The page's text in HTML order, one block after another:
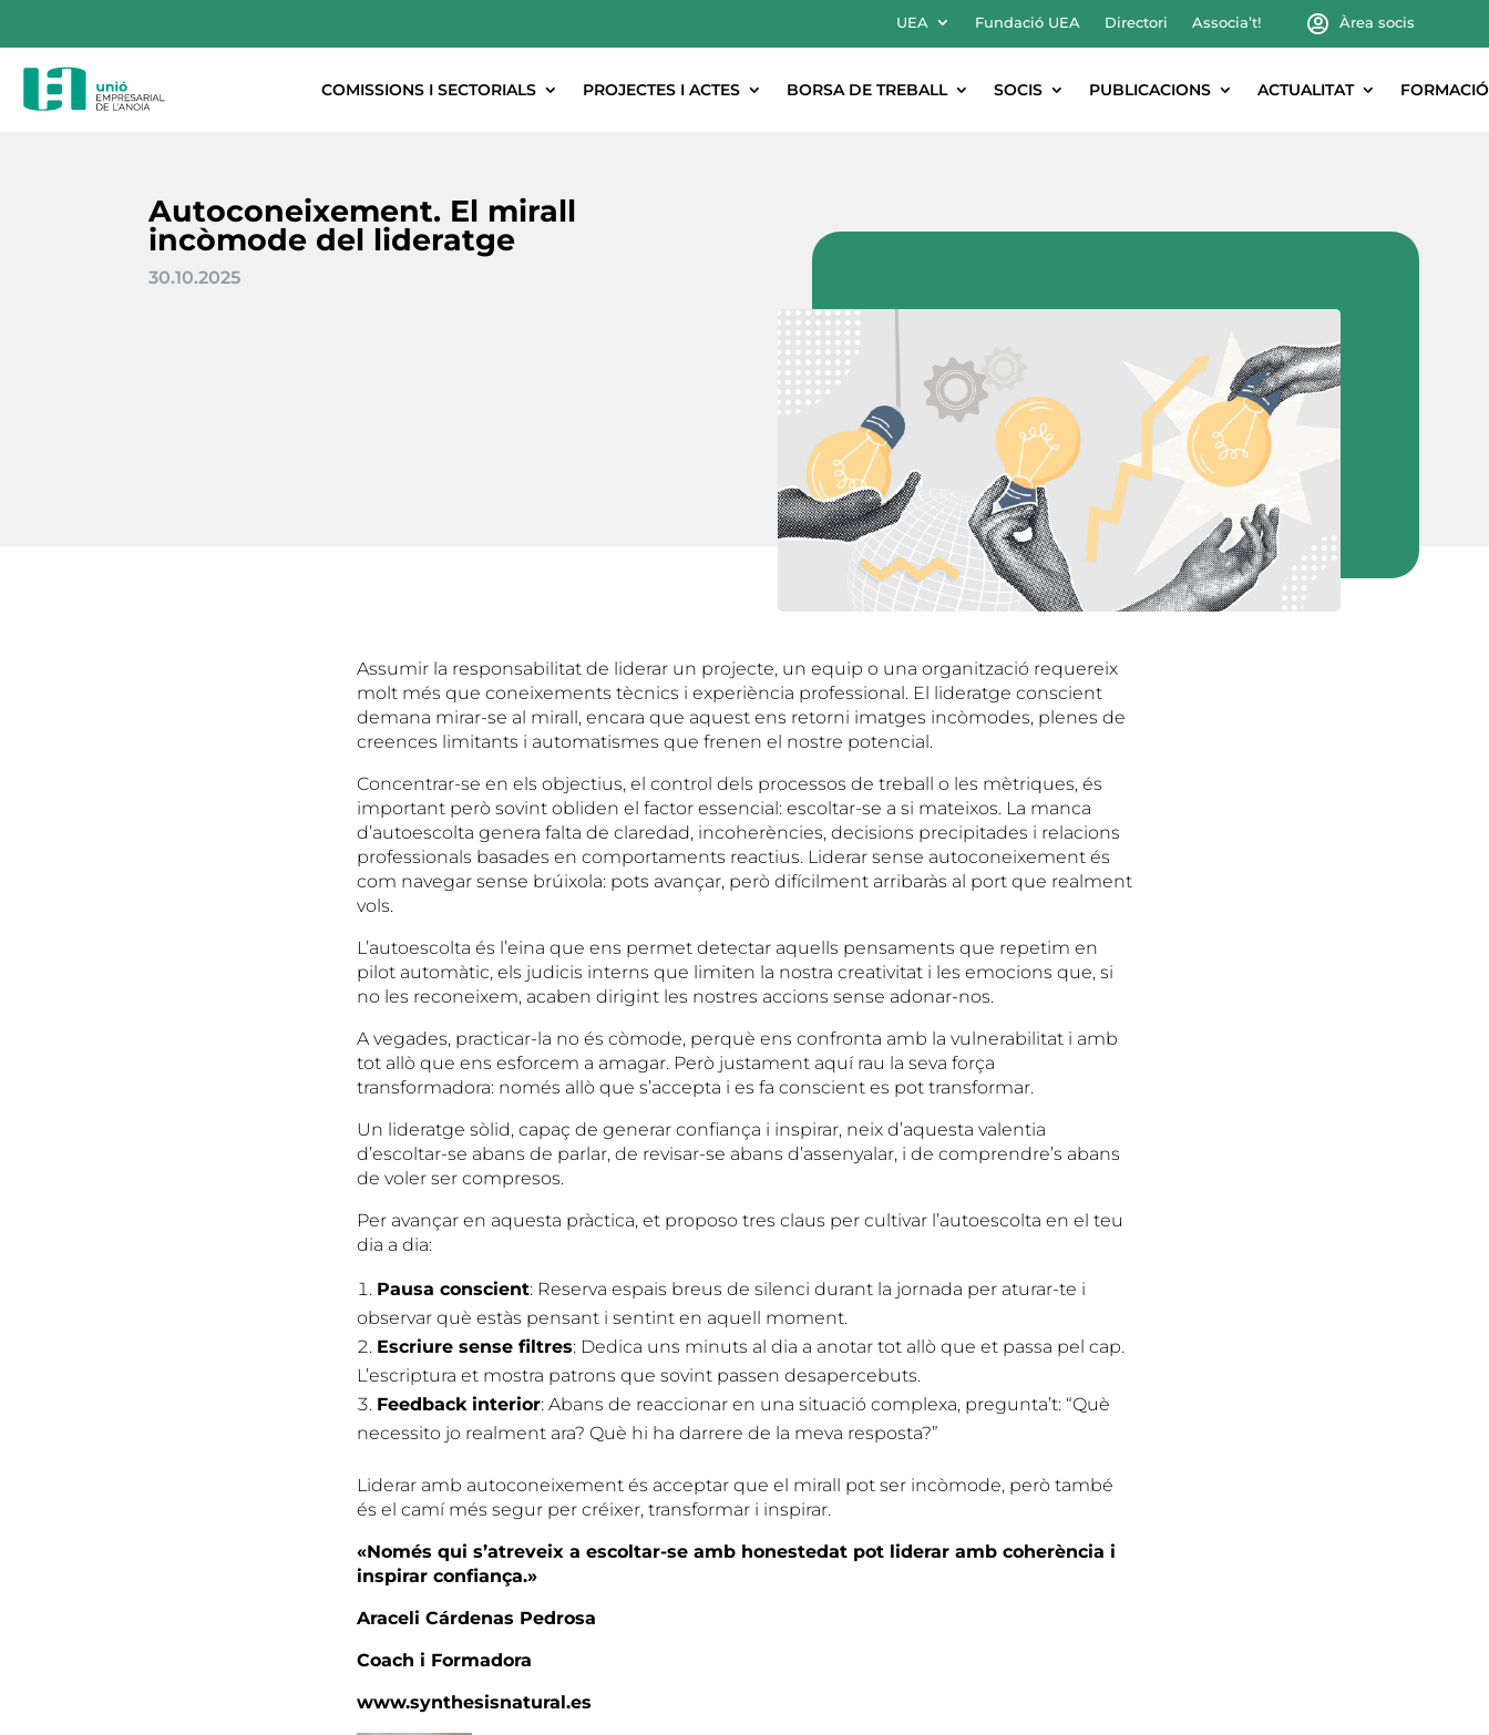
UEA Fundació UEA Directori Associa’t! Àrea socis
COMISSIONS I SECTORIALS PROJECTES I ACTES BORSA DE TREBALL SOCIS PUBLICACIONS ACTUALITAT FORMACIÓ
Autoconeixement. El mirall
incòmode del lideratge
30.10.2025
Assumir la responsabilitat de liderar un projecte, un equip o una organització requereix
molt més que coneixements tècnics i experiència professional. El lideratge conscient
demana mirar-se al mirall, encara que aquest ens retorni imatges incòmodes, plenes de
creences limitants i automatismes que frenen el nostre potencial.
Concentrar-se en els objectius, el control dels processos de treball o les mètriques, és
important però sovint obliden el factor essencial: escoltar-se a si mateixos. La manca
d’autoescolta genera falta de claredad, incoherències, decisions precipitades i relacions
professionals basades en comportaments reactius. Liderar sense autoconeixement és
com navegar sense brúixola: pots avançar, però difícilment arribaràs al port que realment
vols.
L’autoescolta és l’eina que ens permet detectar aquells pensaments que repetim en
pilot automàtic, els judicis interns que limiten la nostra creativitat i les emocions que, si
no les reconeixem, acaben dirigint les nostres accions sense adonar-nos.
A vegades, practicar-la no és còmode, perquè ens confronta amb la vulnerabilitat i amb
tot allò que ens esforcem a amagar. Però justament aquí rau la seva força
transformadora: només allò que s’accepta i es fa conscient es pot transformar.
Un lideratge sòlid, capaç de generar confiança i inspirar, neix d’aquesta valentia
d’escoltar-se abans de parlar, de revisar-se abans d’assenyalar, i de comprendre’s abans
de voler ser compresos.
Per avançar en aquesta pràctica, et proposo tres claus per cultivar l’autoescolta en el teu
dia a dia:
Pausa conscient: Reserva espais breus de silenci durant la jornada per aturar-te i
observar què estàs pensant i sentint en aquell moment.
Escriure sense filtres: Dedica uns minuts al dia a anotar tot allò que et passa pel cap.
L’escriptura et mostra patrons que sovint passen desapercebuts.
Feedback interior: Abans de reaccionar en una situació complexa, pregunta’t: “Què
necessito jo realment ara? Què hi ha darrere de la meva resposta?”
Liderar amb autoconeixement és acceptar que el mirall pot ser incòmode, però també
és el camí més segur per créixer, transformar i inspirar.
«Només qui s’atreveix a escoltar-se amb honestedat pot liderar amb coherència i
inspirar confiança.»
Araceli Cárdenas Pedrosa
Coach i Formadora
www.synthesisnatural.es